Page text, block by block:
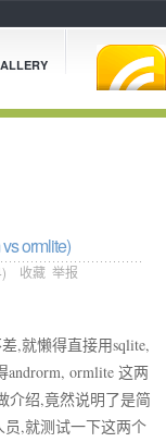
ormlite)
) 收藏 举报
,就懒得直接用sqlite,
ormlite 这两
介绍,竟然说明了是简
,就测试一下这两个